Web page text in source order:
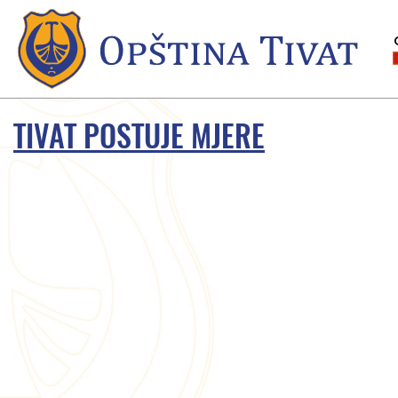
TIVAT POSTUJE MJERE